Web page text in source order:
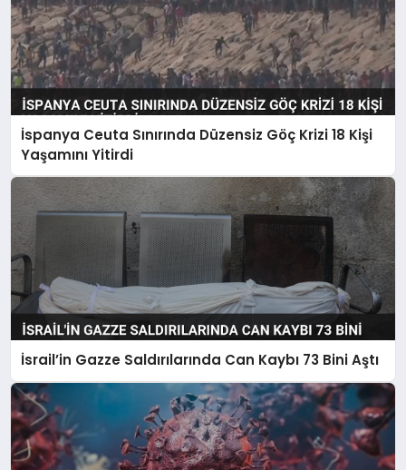
İspanya Ceuta Sınırında Düzensiz Göç Krizi 18 Kişi
Yaşamını Yitirdi
İsrail’in Gazze Saldırılarında Can Kaybı 73 Bini Aştı